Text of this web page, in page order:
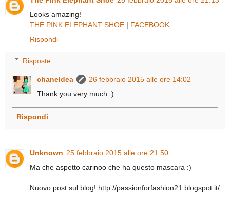
Looks amazing!
THE PINK ELEPHANT SHOE | FACEBOOK
Rispondi
Risposte
chaneldea
26 febbraio 2015 alle ore 14:02
Thank you very much :)
Rispondi
Unknown 25 febbraio 2015 alle ore 21:50
Ma che aspetto carinoo che ha questo mascara :)
Nuovo post sul blog! http://passionforfashion21.blogspot.it/